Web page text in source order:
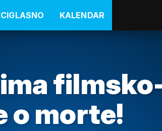
KALENDAR
o morte!